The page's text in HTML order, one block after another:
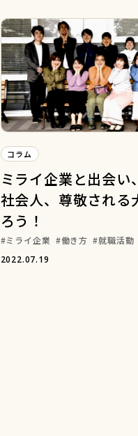
コラム
ミライ企業と出会い
社会人、尊敬される
ろう！
ミライ企業 働き方
就職活動
2022.07.19